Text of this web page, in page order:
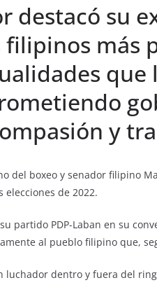
destacó su
filipinos más
y
del boxeo y senador filipino
de 2022.
partido PDP-Laban en su
al pueblo filipino que,
luchador dentro y fuera del